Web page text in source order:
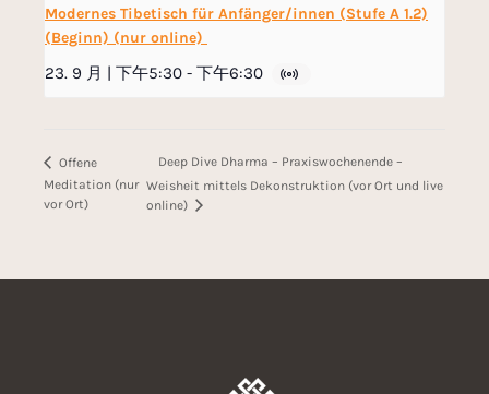
Modernes Tibetisch für Anfänger/innen (Stufe A 1.2)
(Beginn) (nur online)
23. 9 月 | 下午5:30 - 下午6:30
Offene
Meditation (nur
vor Ort)
Deep Dive Dharma – Praxiswochenende –
Weisheit mittels Dekonstruktion (vor Ort und live
online)